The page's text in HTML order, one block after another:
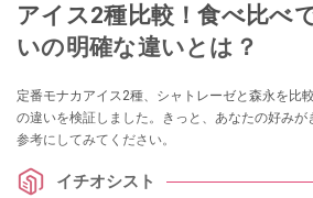
アイス2種比較！食べ比べ
いの明確な違いとは？
定番モナカアイス2種、シャトレーゼと森永を比
の違いを検証しました。きっと、あなたの好みが
参考にしてみてください。
イチオシスト